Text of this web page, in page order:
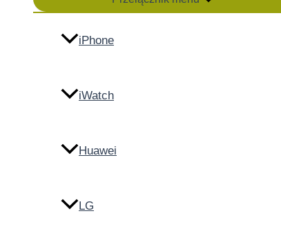
iPhone
iWatch
Huawei
LG